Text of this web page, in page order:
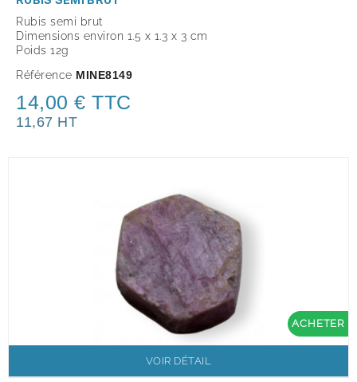
Rubis semi brut
Dimensions environ 1.5 x 1.3 x 3 cm
Poids 12g
Référence MINE8149
14,00 € TTC
11,67 HT
ACHETER
VOIR DÉTAIL